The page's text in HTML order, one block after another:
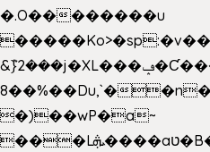
�.O��������u
&݉}2���j�XL���ݡ�Ƈ���O@��Ɵ~'��
8��%��Du,`��n�؃�CN�(��n��ւ���B�9��
�)��wP�a~
���Lܞ����aט�B�x�p�����+